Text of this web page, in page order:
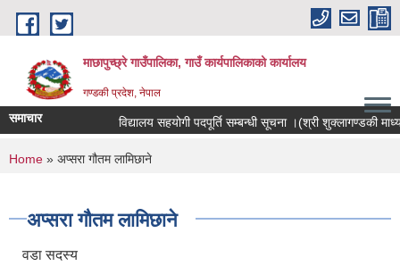
Skip to main content
माछापुच्छ्रे गाउँपालिका, गाउँ कार्यपालिकाको कार्यालय
गण्डकी प्रदेश, नेपाल
समाचार विद्यालय सहयोगी पदपूर्ति सम्बन्धी सूचना ।(श्री शुक्लागण्डकी
You are here
Home » अप्सरा गौतम लामिछाने
अप्सरा गौतम लामिछाने
वडा सदस्य